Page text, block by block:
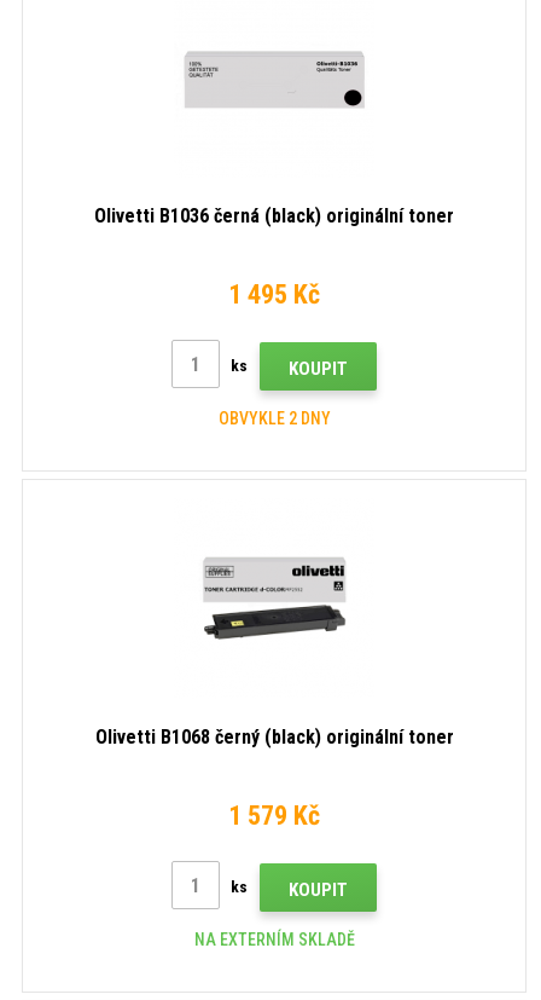
Olivetti B1036 černá (black) originální toner
1 495 Kč
ks KOUPIT
OBVYKLE 2 DNY
Olivetti B1068 černý (black) originální toner
1 579 Kč
ks KOUPIT
NA EXTERNÍM SKLADĚ